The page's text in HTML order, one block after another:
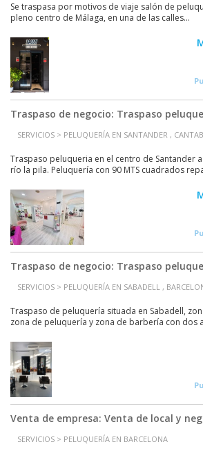
Se traspasa por motivos de viaje salón de
pleno centro de Málaga, en una de las calles...
Traspaso de negocio: Traspaso
SERVICIOS > PELUQUERÍA EN SANTANDER ,
Traspaso peluqueria en el centro de Santander
río la pila. Peluquería con 90 MTS cuadrados
Traspaso de negocio: Traspaso
SERVICIOS > PELUQUERÍA EN SABADELL ,
Traspaso de peluquería situada en Sabadell,
zona de peluquería y zona de barbería con dos
Venta de empresa: Venta de local y
SERVICIOS > PELUQUERÍA EN BARCELONA